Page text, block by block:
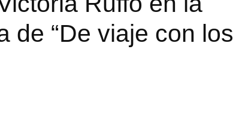
de “De viaje con los